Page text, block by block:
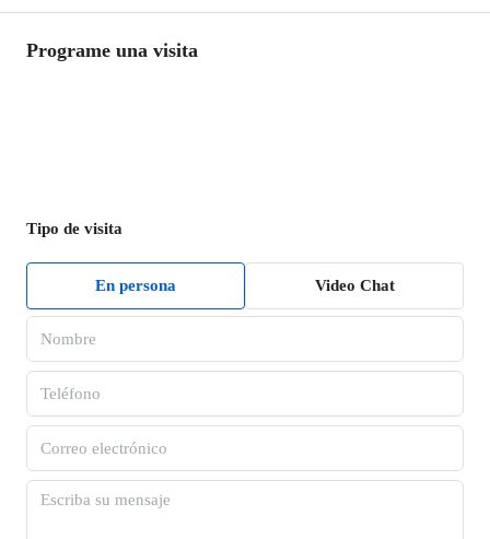
Programe una visita
Tipo de visita
En persona Video Chat